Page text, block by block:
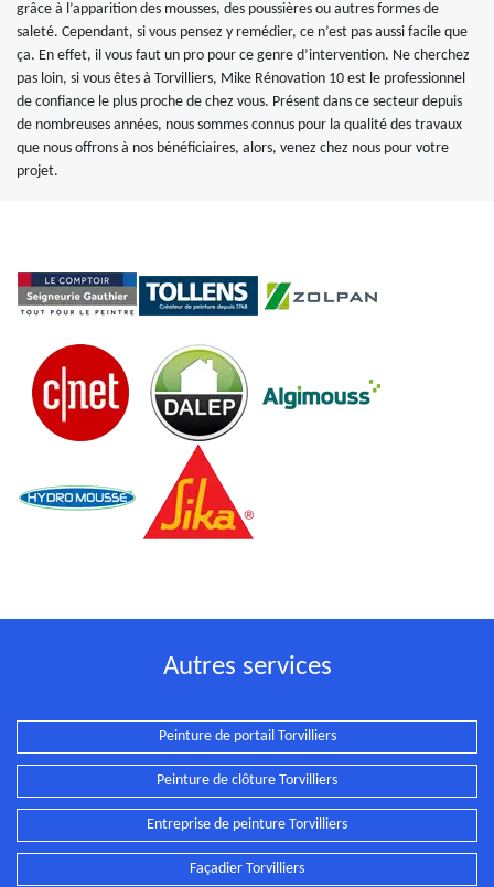
grâce à l’apparition des mousses, des poussières ou autres formes de
saleté. Cependant, si vous pensez y remédier, ce n’est pas aussi facile que
ça. En effet, il vous faut un pro pour ce genre d’intervention. Ne cherchez
pas loin, si vous êtes à Torvilliers, Mike Rénovation 10 est le professionnel
de confiance le plus proche de chez vous. Présent dans ce secteur depuis
de nombreuses années, nous sommes connus pour la qualité des travaux
que nous offrons à nos bénéficiaires, alors, venez chez nous pour votre
projet.
Autres services
Peinture de portail Torvilliers
Peinture de clôture Torvilliers
Entreprise de peinture Torvilliers
Façadier Torvilliers